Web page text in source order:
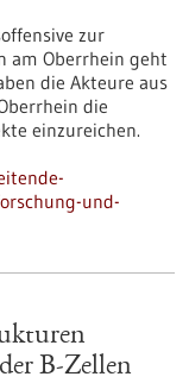
zur
am Oberrhein geht
die Akteure aus
die
einzureichen.
und-
B-Zellen